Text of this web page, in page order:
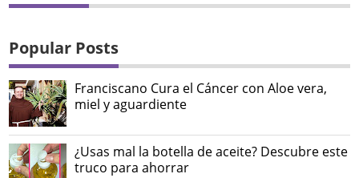
Popular Posts
Franciscano Cura el Cáncer con Aloe vera,
miel y aguardiente
¿Usas mal la botella de aceite? Descubre este
truco para ahorrar